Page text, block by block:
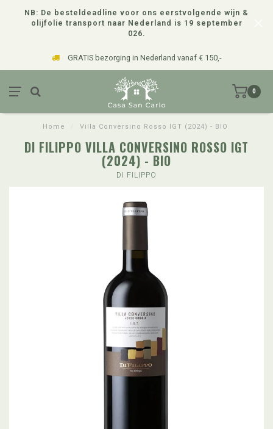
NB: De besteldeadline voor ons eerstvolgende wijn &
olijfolie transport naar Nederland is 19 september
026.
GRATIS bezorging in Nederland vanaf € 150,-
0
Home Villa Conversino Rosso IGT (2024) - BIO
DI FILIPPO VILLA CONVERSINO ROSSO IGT
(2024) - BIO
DI FILIPPO